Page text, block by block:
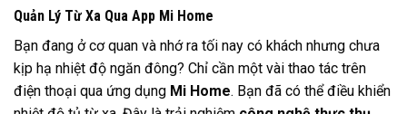
Quản Lý Từ Xa Qua App Mi Home
Bạn đang ở cơ quan và nhớ ra tối nay có khách nhưng chưa
kịp hạ nhiệt độ ngăn đông? Chỉ cần một vài thao tác trên
điện thoại qua ứng dụng Mi Home. Bạn đã có thể điều khiển